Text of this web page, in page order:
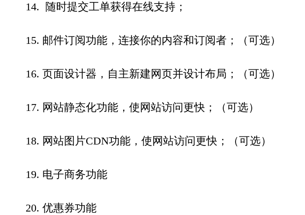
14. 随时提交工单获得在线支持；
15. 邮件订阅功能，连接你的内容和订阅者；（可选）
16. 页面设计器，自主新建网页并设计布局；（可选）
17. 网站静态化功能，使网站访问更快；（可选）
18. 网站图片CDN功能，使网站访问更快；（可选）
19. 电子商务功能
20. 优惠券功能